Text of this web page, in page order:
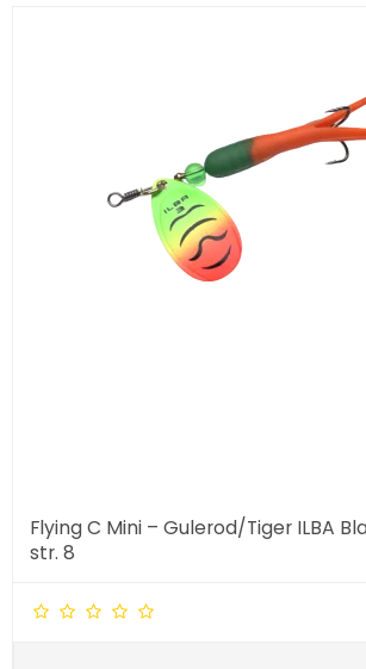
Flying C Mini – Gulerod/Tiger ILBA
str. 8